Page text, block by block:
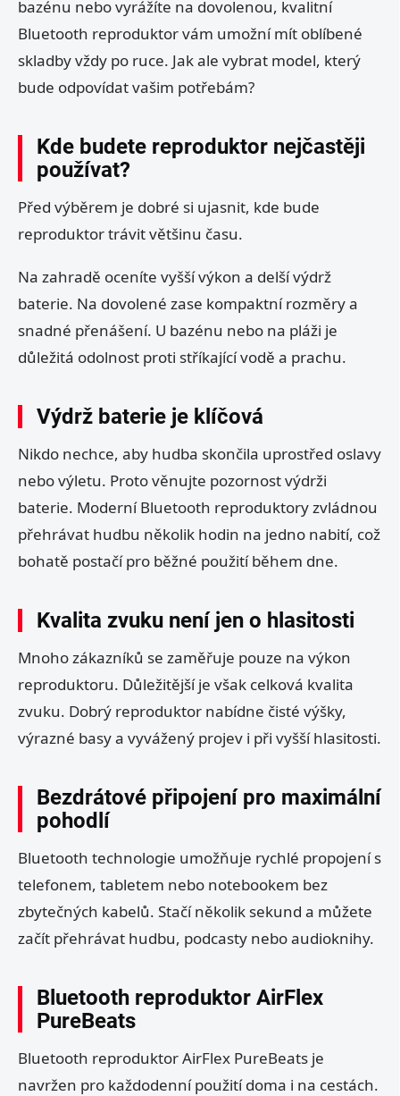
bazénu nebo vyrážíte na dovolenou, kvalitní
Bluetooth reproduktor vám umožní mít oblíbené
skladby vždy po ruce. Jak ale vybrat model, který
bude odpovídat vašim potřebám?
Kde budete reproduktor nejčastěji
používat?
Před výběrem je dobré si ujasnit, kde bude
reproduktor trávit většinu času.
Na zahradě oceníte vyšší výkon a delší výdrž
baterie. Na dovolené zase kompaktní rozměry a
snadné přenášení. U bazénu nebo na pláži je
důležitá odolnost proti stříkající vodě a prachu.
Výdrž baterie je klíčová
Nikdo nechce, aby hudba skončila uprostřed oslavy
nebo výletu. Proto věnujte pozornost výdrži
baterie. Moderní Bluetooth reproduktory zvládnou
přehrávat hudbu několik hodin na jedno nabití, což
bohatě postačí pro běžné použití během dne.
Kvalita zvuku není jen o hlasitosti
Mnoho zákazníků se zaměřuje pouze na výkon
reproduktoru. Důležitější je však celková kvalita
zvuku. Dobrý reproduktor nabídne čisté výšky,
výrazné basy a vyvážený projev i při vyšší hlasitosti.
Bezdrátové připojení pro maximální
pohodlí
Bluetooth technologie umožňuje rychlé propojení s
telefonem, tabletem nebo notebookem bez
zbytečných kabelů. Stačí několik sekund a můžete
začít přehrávat hudbu, podcasty nebo audioknihy.
Bluetooth reproduktor AirFlex
PureBeats
Bluetooth reproduktor AirFlex PureBeats je
navržen pro každodenní použití doma i na cestách.